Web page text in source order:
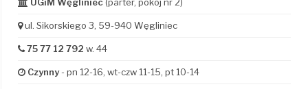
ul. Sikorskiego 3, 59-940 Węgliniec
75 77 12 792 w. 44
Czynny- pn 12-16, wt-czw 11-15, pt 10-14